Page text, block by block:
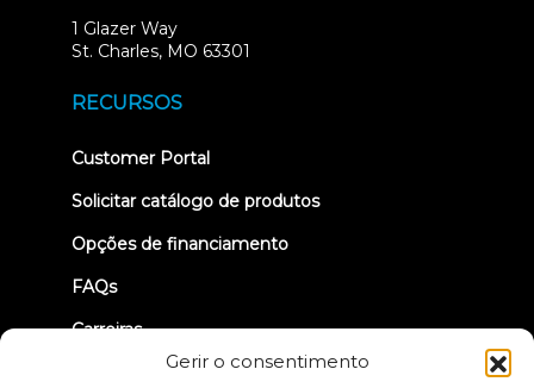
Gerir o consentimento
1 Glazer Way
St. Charles, MO 63301
RECURSOS
Customer Portal(opens
new
Solicitar catálogo de produtos
Opções de financiamento
FAQs
Carreiras
TRUE Clube de corrida